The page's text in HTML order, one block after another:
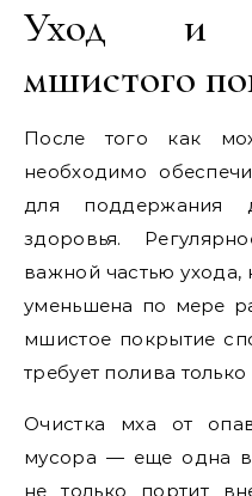
Уход и
мшистого
После того как
необходимо
для поддержания
здоровья.
важной частью ухода,
уменьшена по мере
мшистое покрытие
требует полива
Очистка мха от
мусора — еще одна
не только портит